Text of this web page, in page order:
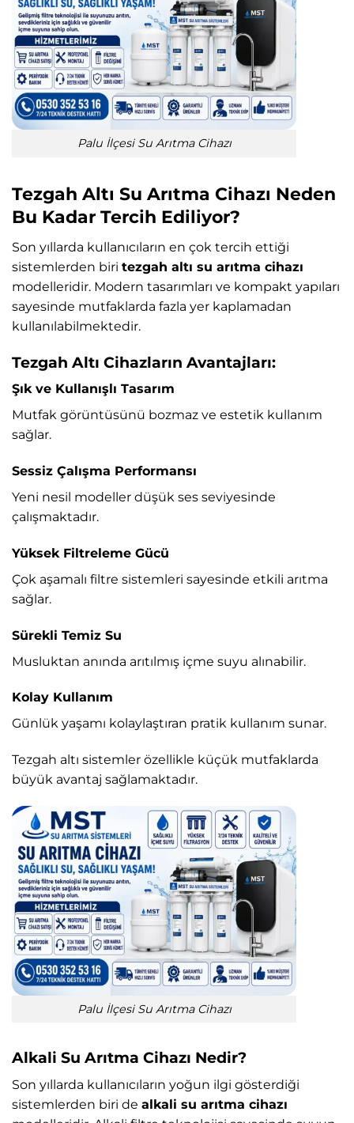
Palu İlçesi Su Arıtma Cihazı
Tezgah Altı Su Arıtma Cihazı Neden
Bu Kadar Tercih Ediliyor?
Son yıllarda kullanıcıların en çok tercih ettiği
sistemlerden biri tezgah altı su arıtma cihazı
modelleridir. Modern tasarımları ve kompakt yapıları
sayesinde mutfaklarda fazla yer kaplamadan
kullanılabilmektedir.
Tezgah Altı Cihazların Avantajları:
Şık ve Kullanışlı Tasarım
Mutfak görüntüsünü bozmaz ve estetik kullanım
sağlar.
Sessiz Çalışma Performansı
Yeni nesil modeller düşük ses seviyesinde
çalışmaktadır.
Yüksek Filtreleme Gücü
Çok aşamalı filtre sistemleri sayesinde etkili arıtma
sağlar.
Sürekli Temiz Su
Musluktan anında arıtılmış içme suyu alınabilir.
Kolay Kullanım
Günlük yaşamı kolaylaştıran pratik kullanım sunar.
Tezgah altı sistemler özellikle küçük mutfaklarda
büyük avantaj sağlamaktadır.
Palu İlçesi Su Arıtma Cihazı
Alkali Su Arıtma Cihazı Nedir?
Son yıllarda kullanıcıların yoğun ilgi gösterdiği
sistemlerden biri de alkali su arıtma cihazı